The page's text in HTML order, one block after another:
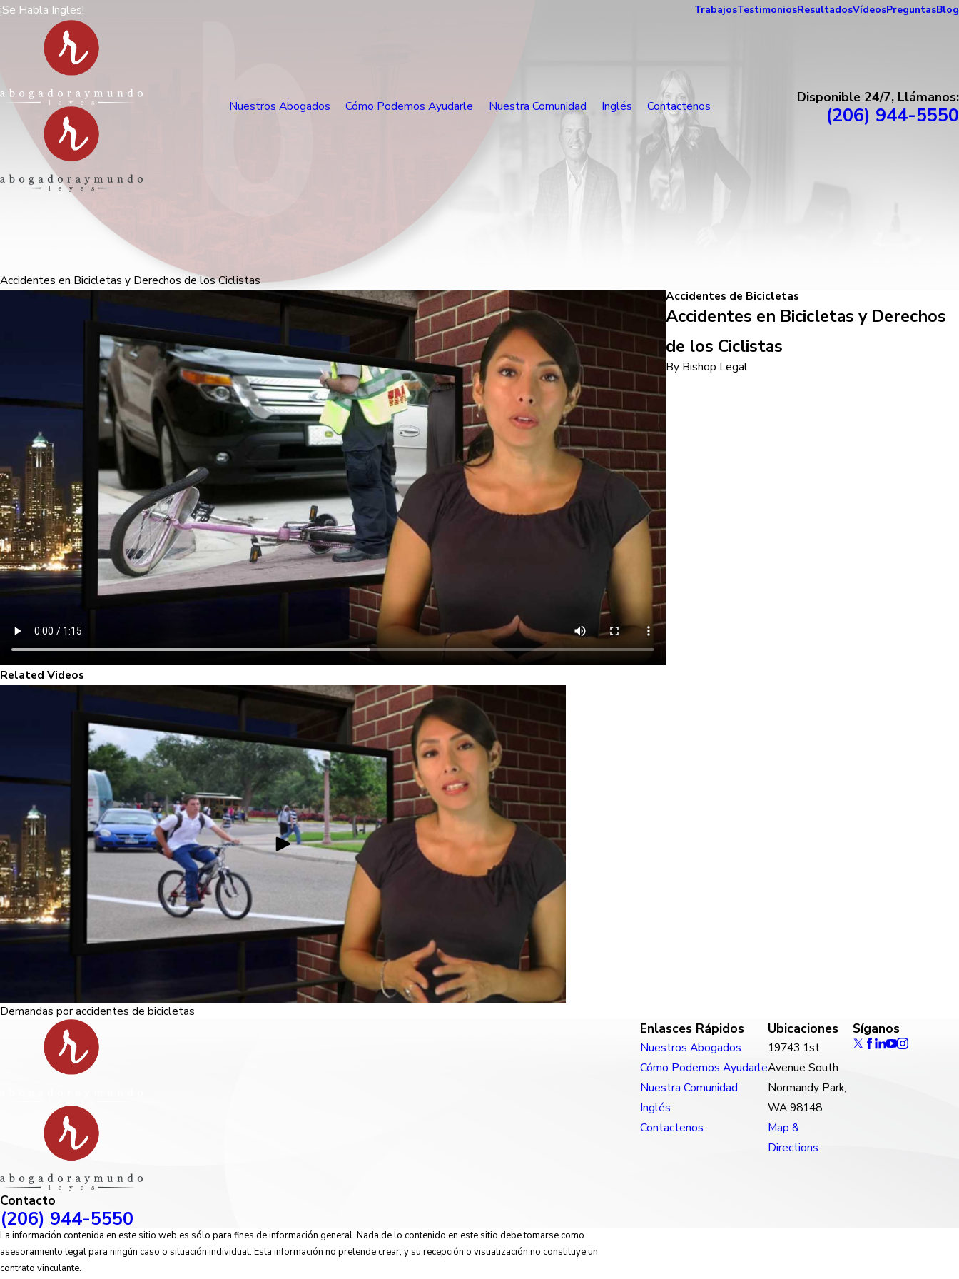
¡Se Habla Ingles! TrabajosTestimoniosResultadosVídeosPreguntasBlog
Nuestros Abogados Cómo Podemos Ayudarle Nuestra Comunidad Inglés Contactenos Disponible 24/7, Llámanos:
(206) 944-5550
Accidentes en Bicicletas y Derechos de los Ciclistas
Accidentes de Bicicletas
Accidentes en Bicicletas y Derechos
de los Ciclistas
By Bishop Legal
Related Videos
Demandas por accidentes de bicicletas
Contacto
(206) 944-5550
Enlasces Rápidos
Nuestros Abogados
Cómo Podemos Ayudarle
Nuestra Comunidad
Inglés
Contactenos
Ubicaciones
19743 1st
Avenue South
Normandy Park,
WA 98148
Map &
Directions
Síganos
La información contenida en este sitio web es sólo para fines de información general. Nada de lo contenido en este sitio debe tomarse como
asesoramiento legal para ningún caso o situación individual. Esta información no pretende crear, y su recepción o visualización no constituye un
contrato vinculante.